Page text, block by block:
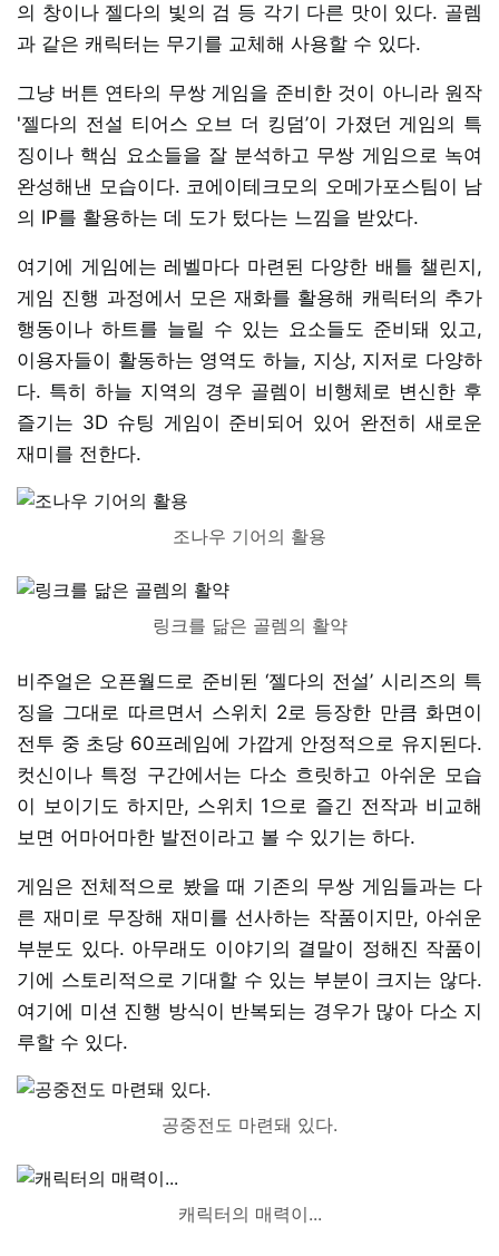
의 창이나 젤다의 빛의 검 등 각기 다른 맛이 있다. 골렘
과 같은 캐릭터는 무기를 교체해 사용할 수 있다.
그냥 버튼 연타의 무쌍 게임을 준비한 것이 아니라 원작
'젤다의 전설 티어스 오브 더 킹덤’이 가졌던 게임의 특
징이나 핵심 요소들을 잘 분석하고 무쌍 게임으로 녹여
완성해낸 모습이다. 코에이테크모의 오메가포스팀이 남
의 IP를 활용하는 데 도가 텄다는 느낌을 받았다.
여기에 게임에는 레벨마다 마련된 다양한 배틀 챌린지,
게임 진행 과정에서 모은 재화를 활용해 캐릭터의 추가
행동이나 하트를 늘릴 수 있는 요소들도 준비돼 있고,
이용자들이 활동하는 영역도 하늘, 지상, 지저로 다양하
다. 특히 하늘 지역의 경우 골렘이 비행체로 변신한 후
즐기는 3D 슈팅 게임이 준비되어 있어 완전히 새로운
재미를 전한다.
조나우 기어의 활용
링크를 닮은 골렘의 활약
비주얼은 오픈월드로 준비된 ‘젤다의 전설’ 시리즈의 특
징을 그대로 따르면서 스위치 2로 등장한 만큼 화면이
전투 중 초당 60프레임에 가깝게 안정적으로 유지된다.
컷신이나 특정 구간에서는 다소 흐릿하고 아쉬운 모습
이 보이기도 하지만, 스위치 1으로 즐긴 전작과 비교해
보면 어마어마한 발전이라고 볼 수 있기는 하다.
게임은 전체적으로 봤을 때 기존의 무쌍 게임들과는 다
른 재미로 무장해 재미를 선사하는 작품이지만, 아쉬운
부분도 있다. 아무래도 이야기의 결말이 정해진 작품이
기에 스토리적으로 기대할 수 있는 부분이 크지는 않다.
여기에 미션 진행 방식이 반복되는 경우가 많아 다소 지
루할 수 있다.
공중전도 마련돼 있다.
캐릭터의 매력이...